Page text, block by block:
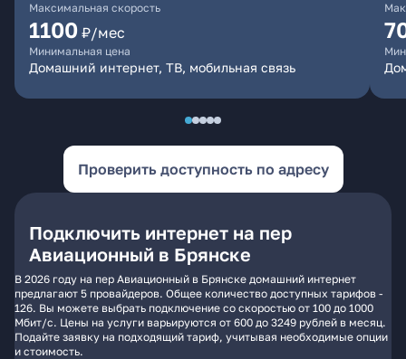
Максимальная скорость
1100 ₽/мес
Минимальная цена
Домашний интернет, ТВ, мобильная связь
Проверить доступность по адресу
Подключить интернет на пер
Авиационный в Брянске
В 2026 году на пер Авиационный в Брянске домашний интернет
предлагают 5 провайдеров. Общее количество доступных тарифов -
126. Вы можете выбрать подключение со скоростью от 100 до 1000
Мбит/с. Цены на услуги варьируются от 600 до 3249 рублей в месяц.
Подайте заявку на подходящий тариф, учитывая необходимые опции
и стоимость.